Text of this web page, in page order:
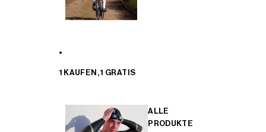
1 KAUFEN, 1 GRATIS
ALLE
PRODUKTE